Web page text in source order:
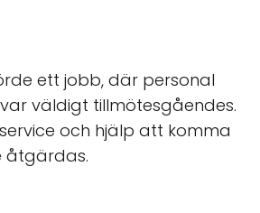
ett jobb, där personal
väldigt tillmötesgåendes.
och hjälp att komma
åtgärdas.